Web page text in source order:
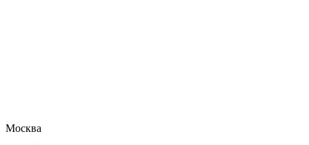
Москва